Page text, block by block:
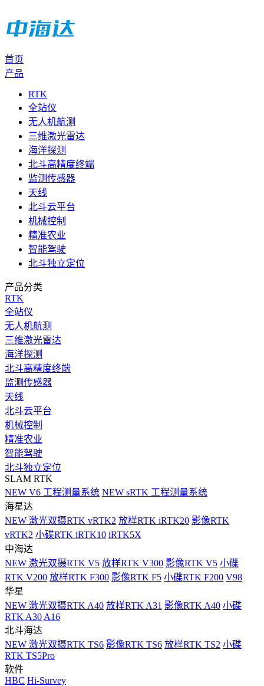
首页
产品
RTK
全站仪
无人机航测
三维激光雷达
海洋探测
北斗高精度终端
监测传感器
天线
北斗云平台
机械控制
精准农业
智能驾驶
北斗独立定位
产品分类
RTK
全站仪
无人机航测
三维激光雷达
海洋探测
北斗高精度终端
监测传感器
天线
北斗云平台
机械控制
精准农业
智能驾驶
北斗独立定位
SLAM RTK
NEW V6 工程测量系统 NEW sRTK 工程测量系统
海星达
NEW 激光双摄RTK vRTK2 放样RTK iRTK20 影像RTK
vRTK2 小碟RTK iRTK10 iRTK5X
中海达
NEW 激光双摄RTK V5 放样RTK V300 影像RTK V5 小碟
RTK V200 放样RTK F300 影像RTK F5 小碟RTK F200 V98
华星
NEW 激光双摄RTK A40 放样RTK A31 影像RTK A40 小碟
RTK A30 A16
北斗海达
NEW 激光双摄RTK TS6 影像RTK TS6 放样RTK TS2 小碟
RTK TS5Pro
软件
HBC Hi-Survey